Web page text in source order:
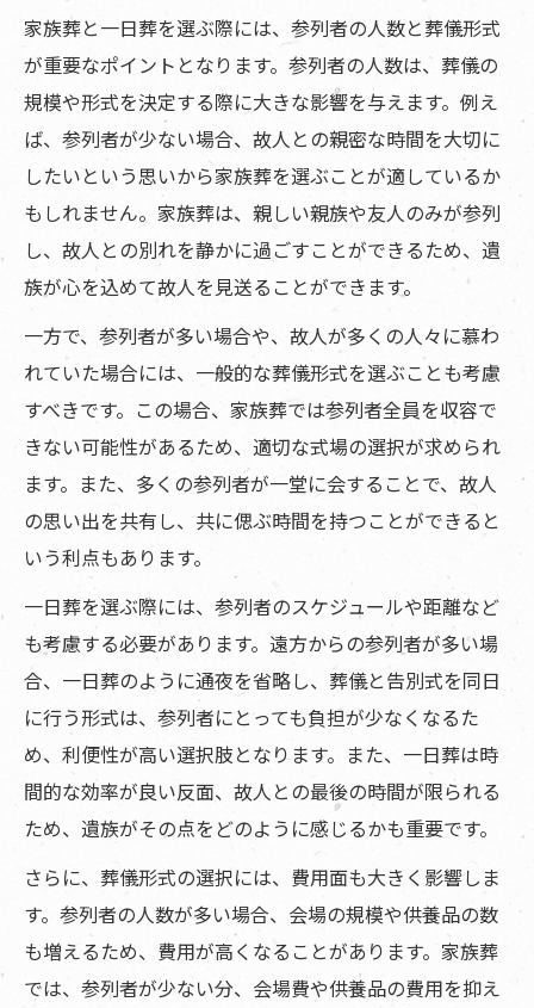
家族葬と一日葬を選ぶ際には、参列者の人数と葬儀形式
が重要なポイントとなります。参列者の人数は、葬儀の
規模や形式を決定する際に大きな影響を与えます。例え
ば、参列者が少ない場合、故人との親密な時間を大切に
したいという思いから家族葬を選ぶことが適しているか
もしれません。家族葬は、親しい親族や友人のみが参列
し、故人との別れを静かに過ごすことができるため、遺
族が心を込めて故人を見送ることができます。
一方で、参列者が多い場合や、故人が多くの人々に慕わ
れていた場合には、一般的な葬儀形式を選ぶことも考慮
すべきです。この場合、家族葬では参列者全員を収容で
きない可能性があるため、適切な式場の選択が求められ
ます。また、多くの参列者が一堂に会することで、故人
の思い出を共有し、共に偲ぶ時間を持つことができると
いう利点もあります。
一日葬を選ぶ際には、参列者のスケジュールや距離など
も考慮する必要があります。遠方からの参列者が多い場
合、一日葬のように通夜を省略し、葬儀と告別式を同日
に行う形式は、参列者にとっても負担が少なくなるた
め、利便性が高い選択肢となります。また、一日葬は時
間的な効率が良い反面、故人との最後の時間が限られる
ため、遺族がその点をどのように感じるかも重要です。
さらに、葬儀形式の選択には、費用面も大きく影響しま
す。参列者の人数が多い場合、会場の規模や供養品の数
も増えるため、費用が高くなることがあります。家族葬
では、参列者が少ない分、会場費や供養品の費用を抑え